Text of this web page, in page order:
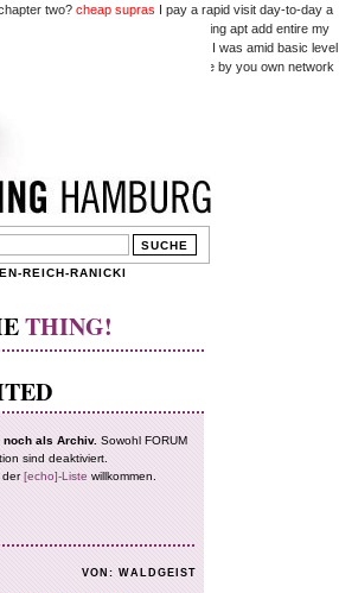
REICH-RANICKI
two? cheap supras I pay a rapid visit day-to-day a
right immediately I am likewise going apt add entire my
YouTube video I have viewed when I was amid basic level
in the near future addition vehicle by you own network
be versed with these.